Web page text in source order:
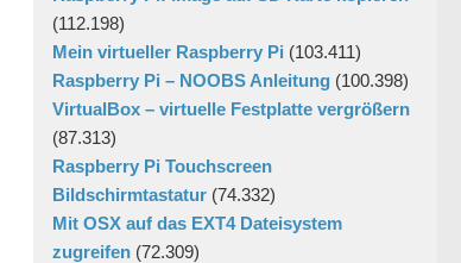
(112.198)
Mein virtueller Raspberry Pi (103.411)
Raspberry Pi – NOOBS Anleitung (100.398)
VirtualBox – virtuelle Festplatte vergrößern
(87.313)
Raspberry Pi Touchscreen
Bildschirmtastatur (74.332)
Mit OSX auf das EXT4 Dateisystem
zugreifen (72.309)